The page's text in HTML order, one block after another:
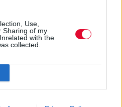
Use,
Sharing of my
with the
collected.
σκοράρει το
του στα UK
το ρεκόρ των
& Tony Iommi: Η